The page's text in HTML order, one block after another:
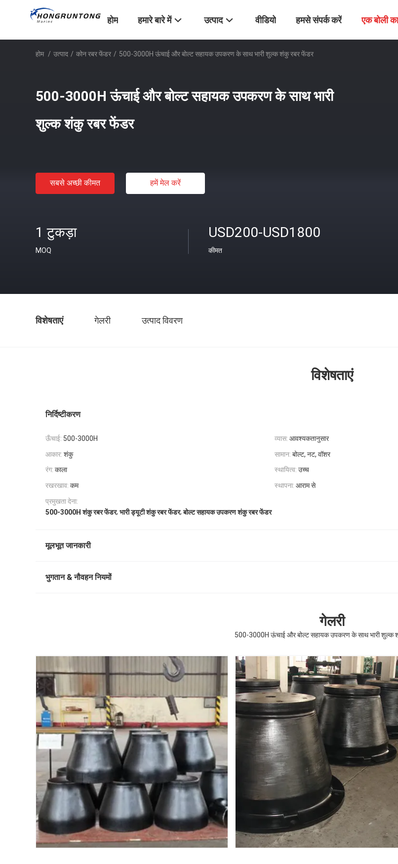
होम हमारे बारे में उत्पाद वीडियो हमसे संपर्क करें एक बोली
होम / उत्पाद / कोन रबर फेंडर / 500-3000H ऊंचाई और बोल्ट सहायक उपकरण के साथ भारी शुल्क शंकु रबर फेंडर
500-3000H ऊंचाई और बोल्ट सहायक उपकरण के साथ भारी
शुल्क शंकु रबर फेंडर
सबसे अच्छी कीमत हमें मेल करें
1 टुकड़ा
MOQ
USD200-USD1800
कीमत
विशेषताएं गेलरी उत्पाद विवरण
विशेषताएं
निर्दिष्टीकरण
ऊँचाई: 500-3000H व्यास: आवश्यकतानुसार
आकार: शंकु सामान: बोल्ट, नट, वॉशर
रंग: काला स्थायित्व: उच्च
रखरखाव: कम स्थापना: आराम से
प्रमुखता देना:
500-3000H शंकु रबर फेंडर, भारी ड्यूटी शंकु रबर फेंडर,बोल्ट सहायक उपकरण शंकु रबर फेंडर
मूलभूत जानकारी
भुगतान & नौवहन नियमों
गेलरी
500-3000H ऊंचाई और बोल्ट सहायक उपकरण के साथ भारी शुल्क